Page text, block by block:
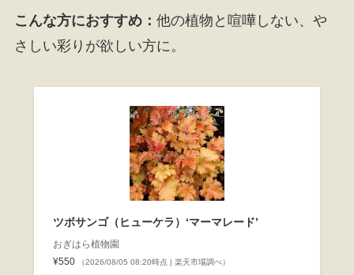
こんな方におすすめ： 他の植物と喧嘩しない、や
さしい彩りが欲しい方に。
ツボサンゴ（ヒューケラ）‘マーマレード’
おぎはら植物園
¥550
（2026/08/05 08:20時点 | 楽天市場調べ）